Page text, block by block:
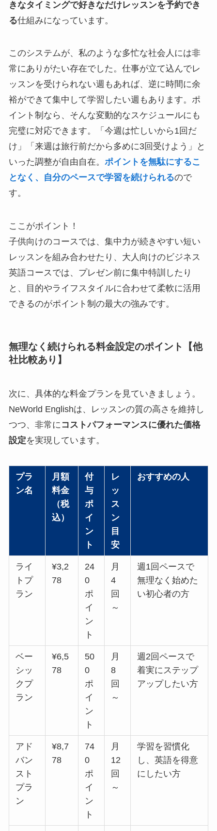
きなタイミングで好きなだけレッスンを予約でき
る仕組みになっています。
このシステムが、私のような多忙な社会人には非
常にありがたい存在でした。仕事が立て込んでレ
ッスンを受けられない週もあれば、逆に時間に余
裕ができて集中して学習したい週もあります。ポ
イント制なら、そんな変動的なスケジュールにも
完璧に対応できます。「今週は忙しいから1回だ
け」「来週は旅行前だから多めに3回受けよう」と
いった調整が自由自在。 ポイントを無駄にするこ
となく、自分のペースで学習を続けられるので
す。
ここがポイント！
子供向けのコースでは、集中力が続きやすい短い
レッスンを組み合わせたり、大人向けのビジネス
英語コースでは、プレゼン前に集中特訓したり
と、目的やライフスタイルに合わせて柔軟に活用
できるのがポイント制の最大の強みです。
無理なく続けられる料金設定のポイント【他
社比較あり】
次に、具体的な料金プランを見ていきましょう。
NeWorld Englishは、レッスンの質の高さを維持し
つつ、非常に コストパフォーマンスに優れた価格
設定を実現しています。
プラ
ン名
月額
料金
（税
込）
付
与
ポ
イ
ン
ト
レ
ッ
ス
ン
目
安
おすすめの人
ライ
トプ
ラン
¥3,2
78
24
0
ポ
イ
ン
ト
月
4
回
～
週1回ペースで
無理なく始めた
い初心者の方
ベー
シッ
クプ
ラン
¥6,5
78
50
0
ポ
イ
ン
ト
月
8
回
～
週2回ペースで
着実にステップ
アップしたい方
アド
バン
スト
プラ
ン
¥8,7
78
74
0
ポ
イ
ン
ト
月
12
回
～
学習を習慣化
し、英語を得意
にしたい方